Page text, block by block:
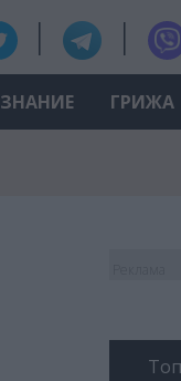
ЗНАНИЕ ГРИЖА